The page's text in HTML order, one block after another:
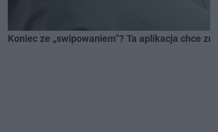
Koniec ze „swipowaniem”? Ta aplikacja chce